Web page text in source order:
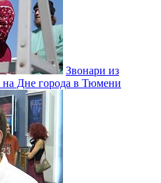
Звонари из
на Дне города в Тюмени